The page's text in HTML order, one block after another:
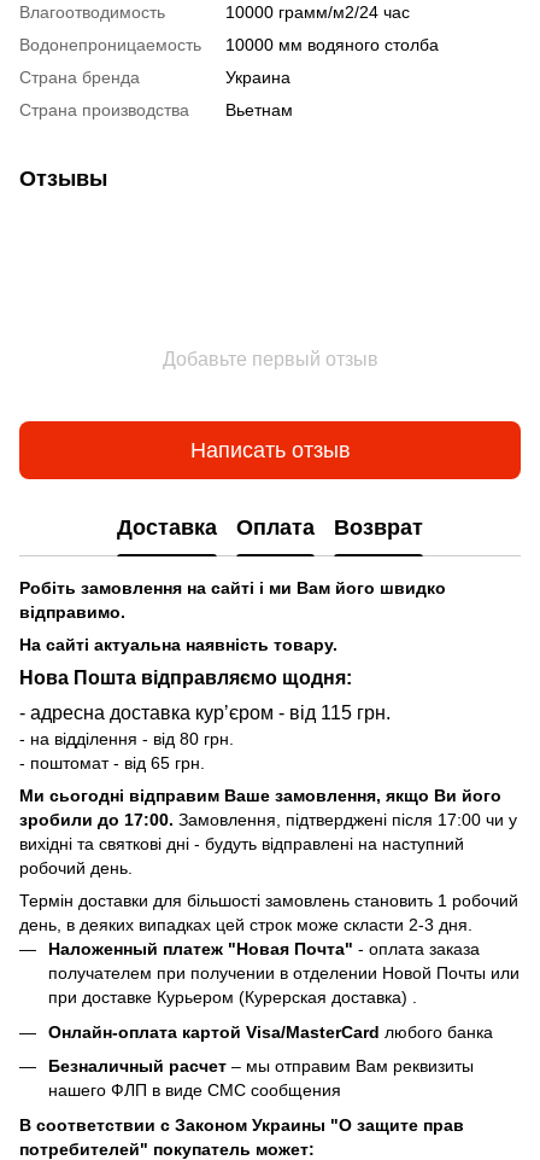
Влагоотводимость
10000 грамм/м2/24 час
Водонепроницаемость
10000 мм водяного столба
Страна бренда
Украина
Страна производства
Вьетнам
Отзывы
Добавьте первый отзыв
Написать отзыв
Доставка Оплата Возврат
Робіть замовлення на сайті і ми Вам його швидко
відправимо.
На сайті актуальна наявність товару.
Нова Пошта відправляємо щодня:
- адресна доставка курʼєром - від 115 грн.
- на відділення - від 80 грн.
- поштомат - від 65 грн.
Ми сьогодні відправим Ваше замовлення, якщо Ви його
зробили до 17:00. Замовлення, підтверджені після 17:00 чи у
вихідні та святкові дні - будуть відправлені на наступний
робочий день.
Термін доставки для більшості замовлень становить 1 робочий
день, в деяких випадках цей строк може скласти 2-3 дня.
Наложенный платеж "Новая Почта" - оплата заказа
получателем при получении в отделении Новой Почты или
при доставке Курьером (Курерская доставка) .
Онлайн-оплата картой Visa/MasterCard любого банка
Безналичный расчет – мы отправим Вам реквизиты
нашего ФЛП в виде СМС сообщения
В соответствии с Законом Украины "О защите прав
потребителей" покупатель может: